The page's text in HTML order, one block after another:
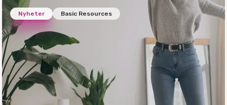
Nyheter Basic Resources